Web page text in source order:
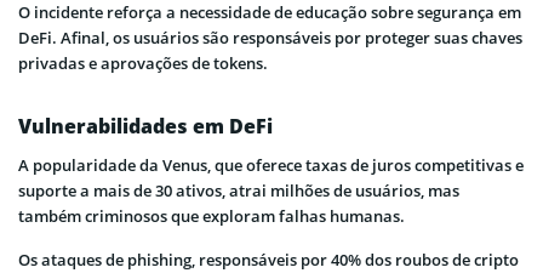
O incidente reforça a necessidade de educação sobre segurança em
DeFi. Afinal, os usuários são responsáveis por proteger suas chaves
privadas e aprovações de tokens.
Vulnerabilidades em DeFi
A popularidade da Venus, que oferece taxas de juros competitivas e
suporte a mais de 30 ativos, atrai milhões de usuários, mas
também criminosos que exploram falhas humanas.
Os ataques de phishing, responsáveis por 40% dos roubos de cripto